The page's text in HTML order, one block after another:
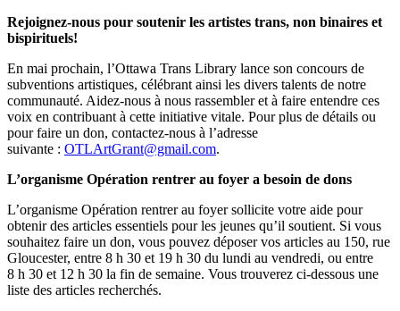
Rejoignez-nous pour soutenir les artistes trans, non binaires et
bispirituels!
En mai prochain, l’Ottawa Trans Library lance son concours de
subventions artistiques, célébrant ainsi les divers talents de notre
communauté. Aidez-nous à nous rassembler et à faire entendre ces
voix en contribuant à cette initiative vitale. Pour plus de détails ou
pour faire un don, contactez-nous à l’adresse
suivante : OTLArtGrant@gmail.com.
L’organisme Opération rentrer au foyer a besoin de dons
L’organisme Opération rentrer au foyer sollicite votre aide pour
obtenir des articles essentiels pour les jeunes qu’il soutient. Si vous
souhaitez faire un don, vous pouvez déposer vos articles au 150, rue
Gloucester, entre 8 h 30 et 19 h 30 du lundi au vendredi, ou entre
8 h 30 et 12 h 30 la fin de semaine. Vous trouverez ci-dessous une
liste des articles recherchés.